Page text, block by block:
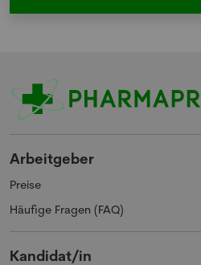
Arbeitgeber
Preise
Häufige Fragen (FAQ)
Kandidat/in